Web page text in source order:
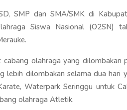
SMP dan SMA/SMK di
Siswa Nasional (O2SN)
olahraga yang dilombakan
lebih dilombakan selama dua hari
Waterpark Seringgu untuk
olahraga Atletik.